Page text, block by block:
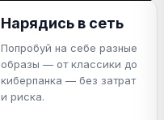
Нарядись в сеть
Попробуй на себе разные
образы — от классики до
киберпанка — без затрат
и риска.